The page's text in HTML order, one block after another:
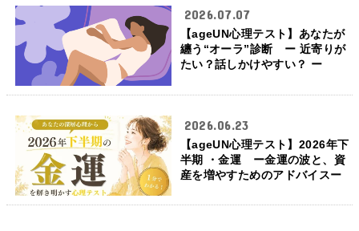
2026.07.07
【ageUN心理テスト】あなたが
纏う“オーラ”診断 ー 近寄りが
たい？話しかけやすい？ ー
2026.06.23
【ageUN心理テスト】2026年下
半期 ・金運 ー金運の波と、資
産を増やすためのアドバイスー